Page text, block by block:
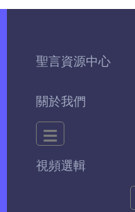
聖言資源中心
關於我們
視頻選輯